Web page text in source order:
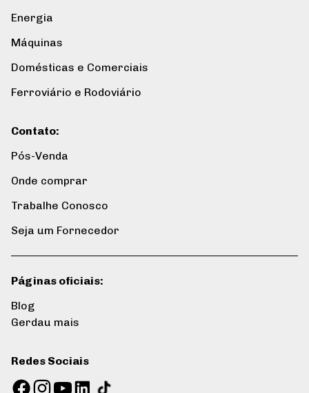
Energia
Máquinas
Domésticas e Comerciais
Ferroviário e Rodoviário
Contato:
Pós-Venda
Onde comprar
Trabalhe Conosco
Seja um Fornecedor
Páginas oficiais:
Blog
Gerdau mais
Redes Sociais